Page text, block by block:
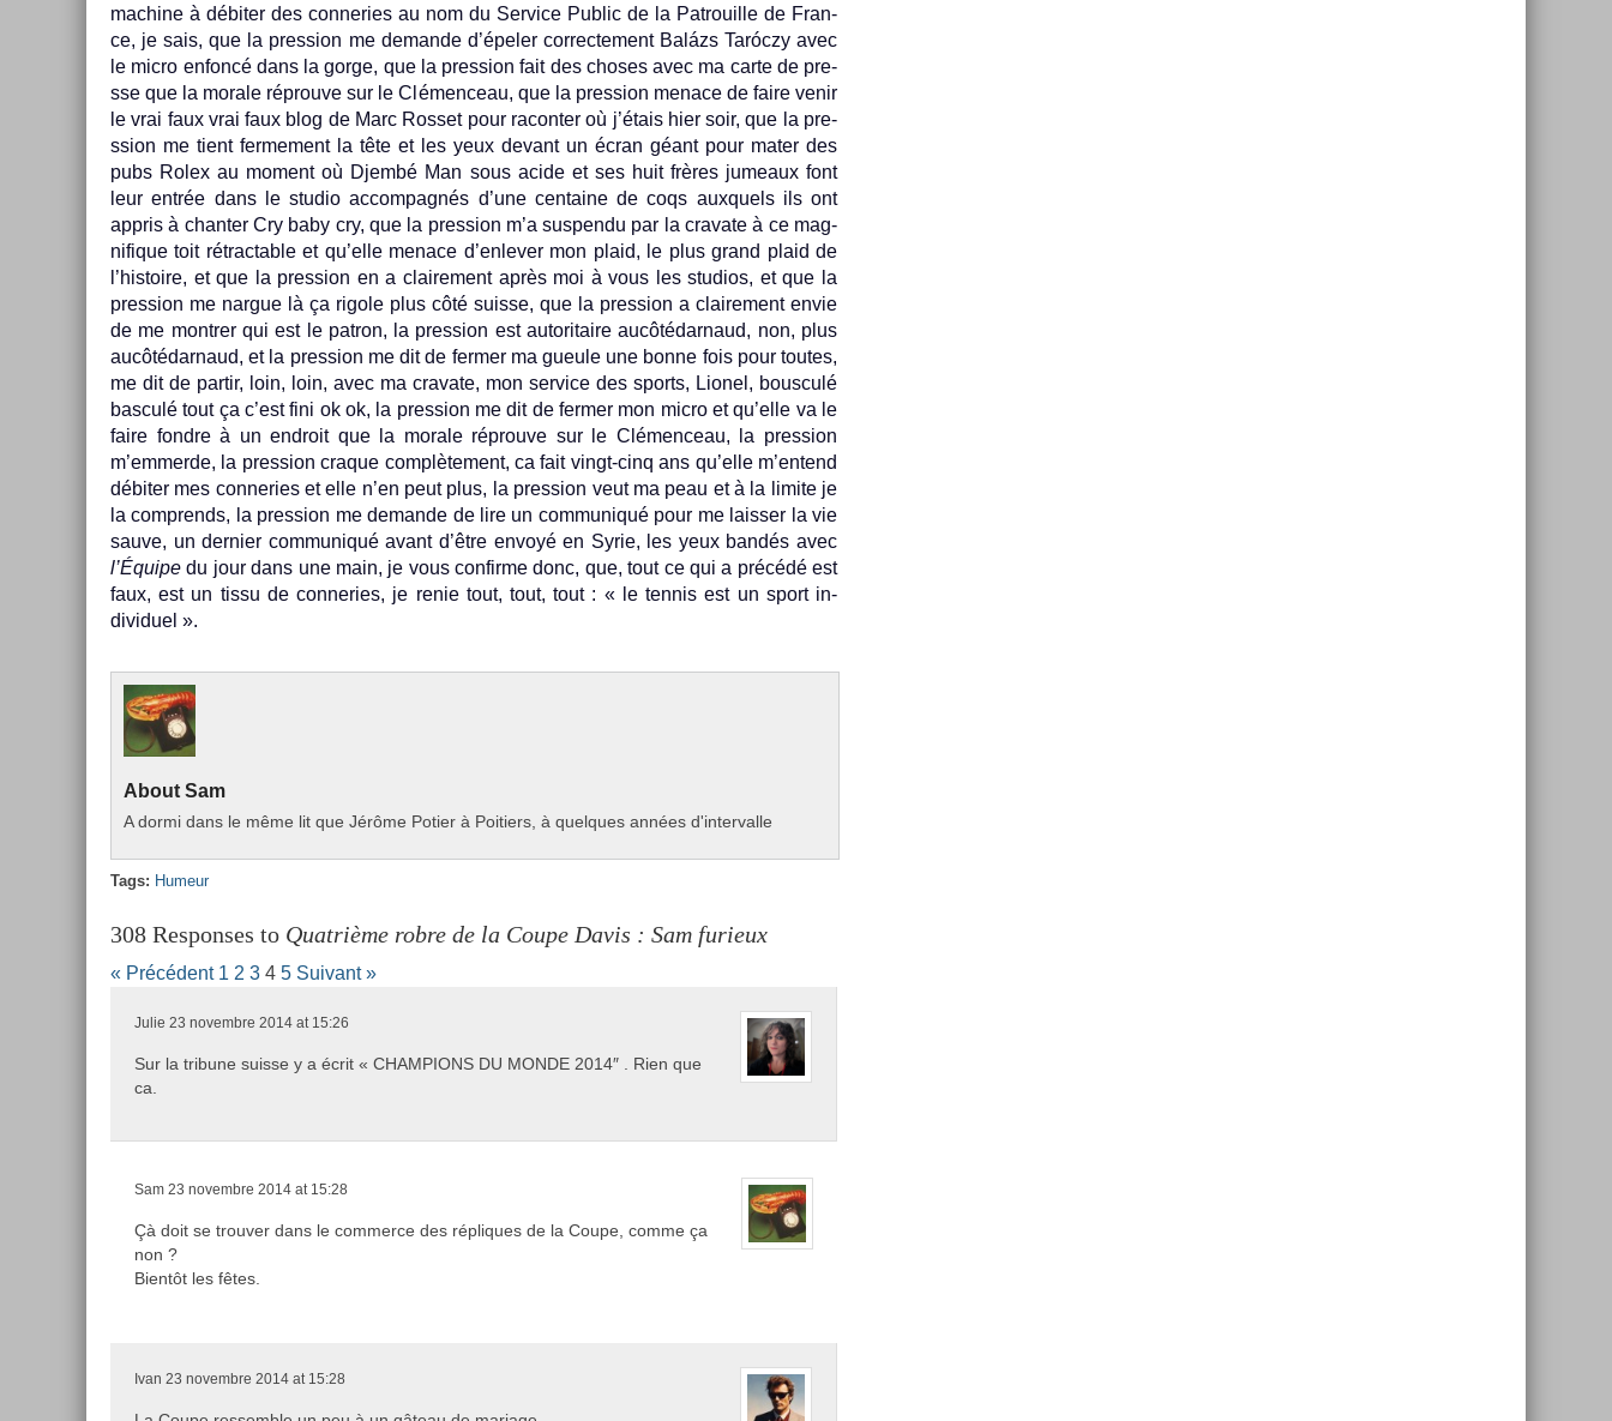
mac­hine à débiter des con­ne­ries au nom du Ser­vice Pub­lic de la Pat­rouil­le de Fran­
ce, je sais, que la pre­ss­ion me de­man­de d’épeler cor­rec­te­ment Balázs Taróczy avec
le micro en­foncé dans la gorge, que la pre­ss­ion fait des choses avec ma carte de pre­
sse que la morale réprouve sur le Clémen­ceau, que la pre­ss­ion menace de faire venir
le vrai faux vrai faux blog de Marc Ros­set pour racont­er où j’étais hier soir, que la pre­
ss­ion me tient fer­me­ment la tête et les yeux de­vant un écran géant pour mater des
pubs Rolex au mo­ment où Djembé Man sous acide et ses huit frères jumeaux font
leur entrée dans le studio ac­compagnés d’une cen­taine de coqs aux­quels ils ont
appris à chant­er Cry baby cry, que la pre­ss­ion m’a sus­pen­du par la cravate à ce mag­
nifique toit rétract­able et qu’elle menace d’en­lev­er mon plaid, le plus grand plaid de
l’his­toire, et que la pre­ss­ion en a claire­ment après moi à vous les studios, et que la
pre­ss­ion me nar­gue là ça rigole plus côté suis­se, que la pre­ss­ion a claire­ment envie
de me montr­er qui est le pat­ron, la pre­ss­ion est auto­ritaire aucôtédar­naud, non, plus
aucôtédar­naud, et la pre­ss­ion me dit de ferm­er ma gueule une bonne fois pour toutes,
me dit de par­tir, loin, loin, avec ma cravate, mon ser­vice des sports, Li­onel, bous­culé
bas­culé tout ça c’est fini ok ok, la pre­ss­ion me dit de ferm­er mon micro et qu’elle va le
faire fondre à un end­roit que la morale réprouve sur le Clémen­ceau, la pre­ss­ion
m’em­merde, la pre­ss­ion craque com­plète­ment, ca fait vingt-cinq ans qu’elle m’en­tend
débiter mes con­ne­ries et elle n’en peut plus, la pre­ss­ion veut ma peau et à la li­mite je
la com­prends, la pre­ss­ion me de­man­de de lire un com­muniqué pour me laiss­er la vie
sauve, un de­rni­er com­muniqué avant d’être envoyé en Syrie, les yeux bandés avec
l’Équipe du jour dans une main, je vous con­fir­me donc, que, tout ce qui a précédé est
faux, est un tissu de con­ne­ries, je renie tout, tout, tout : « le ten­nis est un sport in­
dividuel ».
About Sam
A dormi dans le même lit que Jérôme Poti­er à Poiti­ers, à quel­ques années d'in­terval­le
Tags: Humeur
308 Responses to Quatrième robre de la Coupe Davis : Sam furieux
« Précédent 1 2 3 4 5 Suivant »
Julie 23 novembre 2014 at 15:26
Sur la tribune suisse y a écrit « CHAMPIONS DU MONDE 2014″ . Rien que
ca.
Sam 23 novembre 2014 at 15:28
Çà doit se trouver dans le commerce des répliques de la Coupe, comme ça
non ?
Bientôt les fêtes.
Ivan 23 novembre 2014 at 15:28